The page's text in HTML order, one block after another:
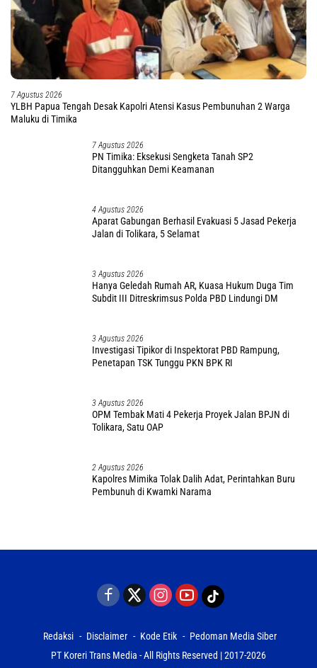
7 Agustus 2026
YLBH Papua Tengah Desak Kapolri Atensi Kasus Pembunuhan 2 Warga
Maluku di Timika
7 Agustus 2026
PN Timika: Eksekusi Sengketa Tanah SP2
Ditangguhkan Demi Keamanan
4 Agustus 2026
Aparat Gabungan Berhasil Evakuasi 5 Jasad Pekerja
Jalan di Tolikara, 5 Selamat
3 Agustus 2026
Hanya Geledah Rumah AR, Kuasa Hukum Duga Tim
Subdit III Ditreskrimsus Polda PBD Lindungi DM
3 Agustus 2026
Investigasi Tipikor di Inspektorat PBD Rampung,
Penetapan TSK Tunggu PKN BPK RI
3 Agustus 2026
OPM Tembak Mati 4 Pekerja Proyek Jalan BPJN di
Tolikara, Satu OAP
2 Agustus 2026
Kapolres Mimika Tolak Dalih Adat, Perintahkan Buru
Pembunuh di Kwamki Narama
Redaksi Disclaimer Kode Etik
Pedoman Media Siber
PT Koreri Trans Media - All Rights Reserved | 2017-2026